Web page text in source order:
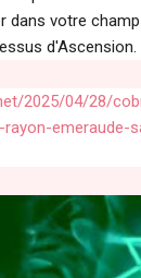
dans votre
d'Ascension.
2025/04/28/